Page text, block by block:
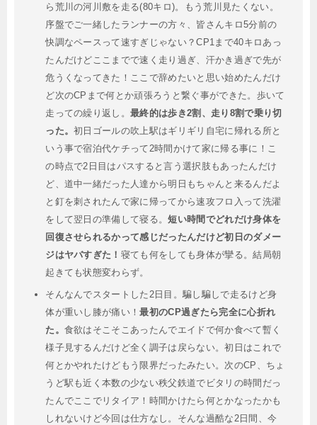
ら荒川の河川敷を走る(80キロ)。もう荒川見たくない。
序盤でご一緒したランナーの方々、皆さんキロ5分前の
快調なペースって速すぎじゃない？CP1まで40キロあっ
たんだけどここまでで速く走り過ぎ、汗かき過ぎで先が
危うくなってきた！ここで辞めたいと思い始めたんだけ
ど次のCPまで何とか頑張ろうと繋ぐ事ができた。歩いて
走っての繰り返し。最終的は歩き2割、走り8割で乗り切
った。初日ゴールの吹上駅はギリギリ自宅に帰れる所と
いう事で宿泊代ケチって2時間かけて家に帰る事に！こ
の時点で2日目はパスすると言う選択肢もあったんだけ
ど、道中一緒だった人達から明日もちゃんと来るんだよ
と釘を刺されたんで家に帰ってから速攻フロ入って洗濯
をして翌日の準備して寝る。短い時間でどれだけ身体を
回復させられるかって感じだったんだけど初日のダメー
ジはヤバすぎた！ 寝ても何をしても身体が攣る。結局朝
起きても状態変わらず。
そんなんでスタートした2日目。騙し騙しで走るけど身
体が重いし膝が痛い！最初のCP過ぎたら完全に心折れ
た。 食欲はそこそこあったんでエイドで何か食べて暫く
様子見するんだけど全く調子は戻らない。初日はこれで
何とかやれたけどもう限界だったみたい。次のCP、ちょ
うど駅も近く本数の少ない秩父鉄道でビタリの時間だっ
たんでここでリタイア！時間かけたら何とかなったかも
しれないけど今回は仕方なし。そんな過酷な2日間、今